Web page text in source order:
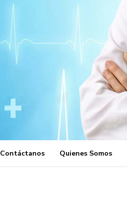
Contáctanos Quienes Somos